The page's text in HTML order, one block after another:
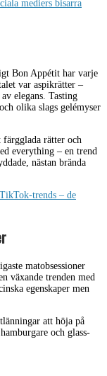
mediers bisarra
Bon Appétit har varje
var aspikrätter –
elegans. Tasting
olika slags gelémyser
färgglada rätter och
everything – en trend
nästan brända
trends – de
matobsessioner
växande trenden med
egenskaper men
att höja på
och glass-